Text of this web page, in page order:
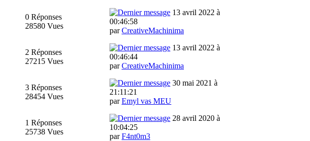
0 Réponses
28580 Vues
13 avril 2022 à
00:46:58
parCreativeMachinima
2 Réponses
27215 Vues
13 avril 2022 à
00:46:44
parCreativeMachinima
3 Réponses
28454 Vues
30 mai 2021 à
21:11:21
parEmyl vas MEU
1 Réponses
25738 Vues
28 avril 2020 à
10:04:25
parF4nt0m3